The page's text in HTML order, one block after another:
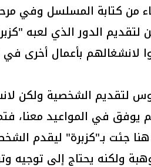
من كتابة المسلسل وفي
قمنا بترشيح 6 فنانين لتقديم الدور الذي
لانشغالهم بأعمال أخرى
لتقديم الشخصية ولكن
في المواعيد معنا،
جئت بـ"كزبرة" ليقدم
ولكنه يحتاج إلى توجيه